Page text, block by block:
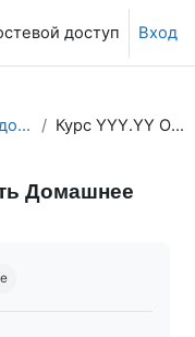
доступ Вход
Шаг домашнего задания. Курс YYY.YY Отправить Домашнее Задание.
Домашнее